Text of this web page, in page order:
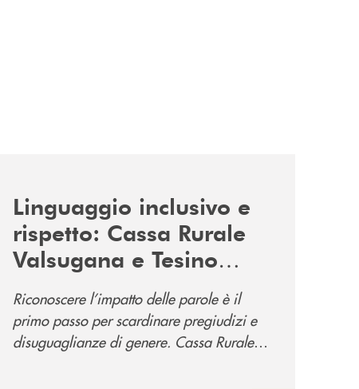
Linguaggio inclusivo e
rispetto: Cassa Rurale
Valsugana e Tesino
promuove la campagna
“Tolleranza Zero”
Riconoscere l’impatto delle parole è il
primo passo per scardinare pregiudizi e
disuguaglianze di genere. Cassa Rurale